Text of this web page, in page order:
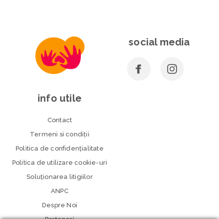
social media
info utile
Contact
Termeni si condiţii
Politica de confidenţialitate
Politica de utilizare cookie-uri
Soluționarea litigiilor
ANPC
Despre Noi